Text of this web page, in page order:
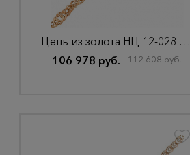
Цепь из золота НЦ 12-028 d 0.50
106 978 руб.
112 608 руб.